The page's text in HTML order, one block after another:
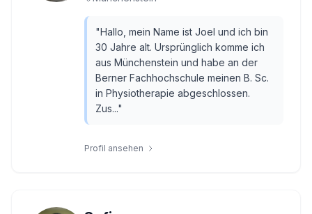
"Hallo, mein Name ist Joel und ich bin
30 Jahre alt. Ursprünglich komme ich
aus Münchenstein und habe an der
Berner Fachhochschule meinen B. Sc.
in Physiotherapie abgeschlossen.
Zus..."
Profil ansehen